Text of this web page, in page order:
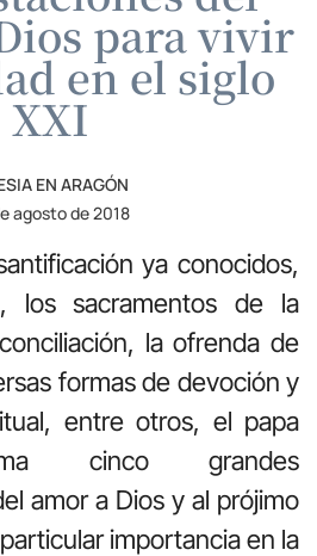
para vivir
en el siglo
XXI
EN ARAGÓN
agosto de 2018
ya conocidos,
los sacramentos de la
la ofrenda de
formas de devoción y
entre otros, el papa
cinco grandes
amor a Dios y al prójimo
importancia en la